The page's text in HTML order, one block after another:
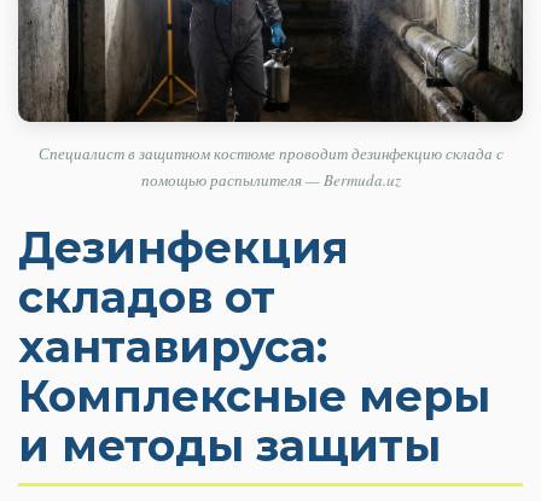
Специалист в защитном костюме проводит дезинфекцию склада с
помощью распылителя — Bermuda.uz
Дезинфекция
складов от
хантавируса:
Комплексные меры
и методы защиты